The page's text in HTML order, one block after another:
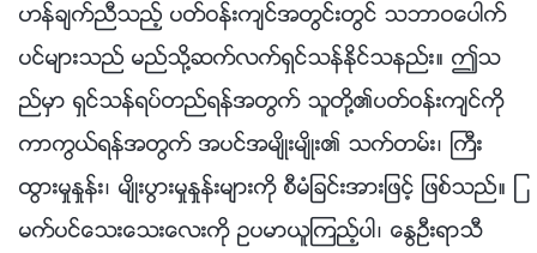
ဟန္ခ်က္ညီသည့္ ပတ္ဝန္းက်င္အတြင္းတြင္ သဘာဝေပါက္
ပင္မ်ားသည္ မည္သို႔ဆက္လက္ရွင္သန္ႏိုင္သနည္း။ ဤသ
ည္မွာ ရွင္သန္ရပ္တည္ရန္အတြက္ သူတို႔၏ပတ္ဝန္းက်င္ကို
ကာကြယ္ရန္အတြက္ အပင္အမ်ိဳးမ်ိဳး၏ သက္တမ္း၊ ႀကီး
ထြားမႈႏႈန္း၊ မ်ိဳးပြားမႈႏႈန္းမ်ားကို စီမံျခင္းအားျဖင့္ ျဖစ္သည္။ ျ
မက္ပင္ေသးေသးေလးကို ဥပမာယူၾကည့္ပါ၊ ေႏြဦးရာသီ